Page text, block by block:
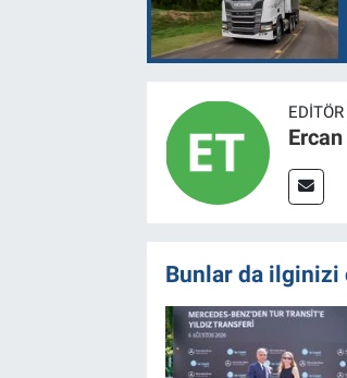
Ercan
Bunlar da ilginizi